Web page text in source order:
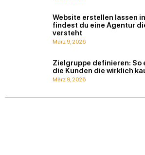
Website erstellen lassen
findest du eine Agentur
versteht
März 9, 2026
Zielgruppe definieren: So
die Kunden die wirklich
März 9, 2026